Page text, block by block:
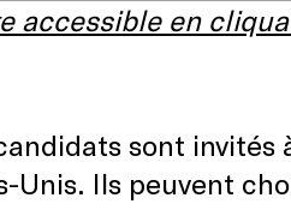
accessible en
sont invités
Unis. Ils peuvent